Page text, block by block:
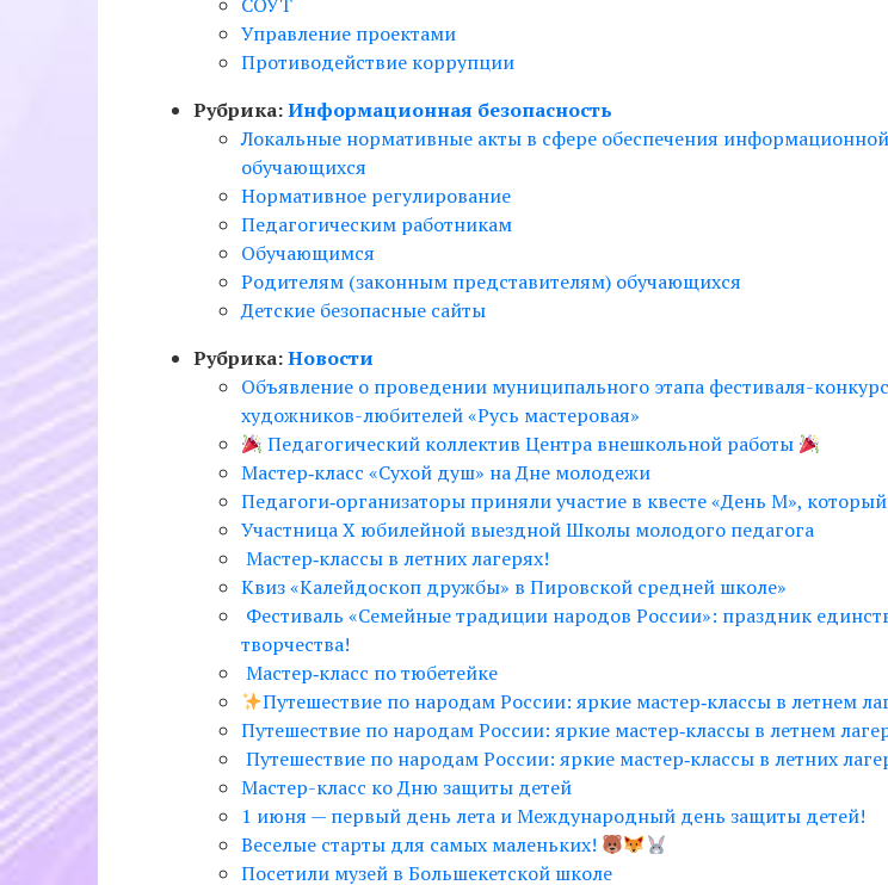
Управление проектами
Противодействие коррупции
Рубрика:Информационная безопасность
Локальные нормативные акты в сфере обеспечения информационной
обучающихся
Нормативное регулирование
Педагогическим работникам
Обучающимся
Родителям (законным представителям) обучающихся
Детские безопасные сайты
Рубрика:Новости
Объявление о проведении муниципального этапа фестиваля-
художников-любителей «Русь мастеровая»
Педагогический коллектив Центра внешкольной работы
Мастер‑класс «Сухой душ» на Дне молодежи
Педагоги‑организаторы приняли участие в квесте «День М»,
Участница Х юбилейной выездной Школы молодого педагога
Мастер‑классы в летних лагерях!
Квиз «Калейдоскоп дружбы» в Пировской средней школе»
Фестиваль «Семейные традиции народов России»: праздник
творчества!
Мастер‑класс по тюбетейке
Путешествие по народам России: яркие мастер‑классы в летнем
Путешествие по народам России: яркие мастер‑классы в летнем
Путешествие по народам России: яркие мастер‑классы в летних
Мастер-класс ко Дню защиты детей
1 июня — первый день лета и Международный день защиты детей!
Веселые старты для самых маленьких!
Посетили музей в Большекетской школе